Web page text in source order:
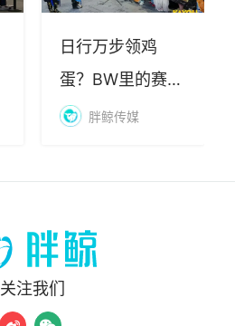
日行万步领鸡
蛋？BW里的赛博
朝圣，藏着品牌
胖鲸传媒
关注我们